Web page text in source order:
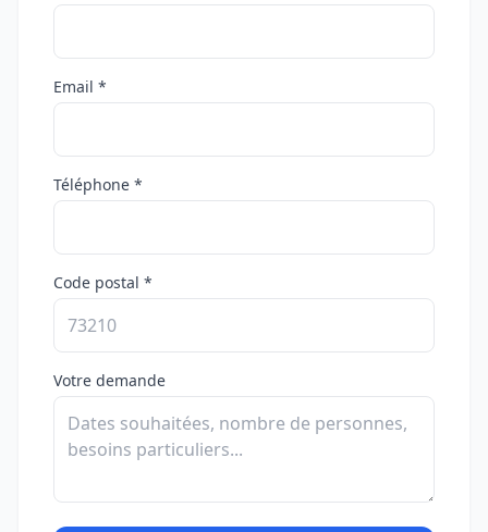
Email *
Téléphone *
Code postal *
Votre demande